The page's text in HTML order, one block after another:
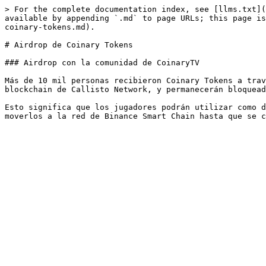
> For the complete documentation index, see
available by appending `.md` to page URLs; this page
coinary-tokens.md).
# Airdrop de Coinary Tokens
### Airdrop con la comunidad de CoinaryTV
Más de 10 mil personas recibieron Coinary Tokens a
blockchain de Callisto Network, y permanecerán
Esto significa que los jugadores podrán utilizar como